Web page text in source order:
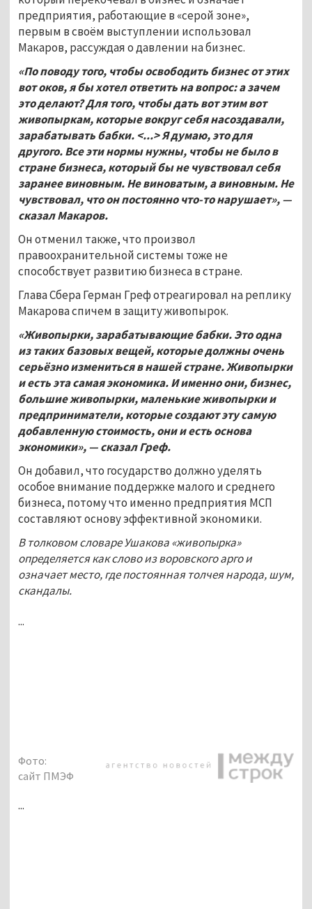
предприятия, работающие в «серой зоне»,
первым в своём выступлении использовал
Макаров, рассуждая о давлении на бизнес.
«По поводу того, чтобы освободить бизнес от этих
вот оков, я бы хотел ответить на вопрос: а зачем
это делают? Для того, чтобы дать вот этим вот
живопыркам, которые вокруг себя насоздавали,
зарабатывать бабки. <...> Я думаю, это для
другого. Все эти нормы нужны, чтобы не было в
стране бизнеса, который бы не чувствовал себя
заранее виновным. Не виноватым, а виновным. Не
чувствовал, что он постоянно что-то нарушает», —
сказал Макаров.
Он отменил также, что произвол
правоохранительной системы тоже не
способствует развитию бизнеса в стране.
Глава Сбера Герман Греф отреагировал на реплику
Макарова спичем в защиту живопырок.
«Живопырки, зарабатывающие бабки. Это одна
из таких базовых вещей, которые должны очень
серьёзно измениться в нашей стране. Живопырки
и есть эта самая экономика. И именно они, бизнес,
большие живопырки, маленькие живопырки и
предприниматели, которые создают эту самую
добавленную стоимость, они и есть основа
экономики», — сказал Греф.
Он добавил, что государство должно уделять
особое внимание поддержке малого и среднего
бизнеса, потому что именно предприятия МСП
составляют основу эффективной экономики.
В толковом словаре Ушакова «живопырка»
определяется как слово из воровского арго и
означает место, где постоянная толчея народа, шум,
скандалы.
...
Фото:
сайт ПМЭФ
...